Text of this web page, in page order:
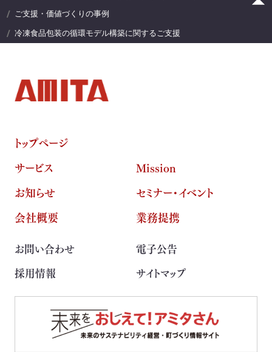
ご支援・価値づくりの事例
冷凍食品包装の循環モデル構築に関するご支援
トップページ
サービス
Mission
お知らせ
セミナー・イベント
会社概要
業務提携
お問い合わせ
電子公告
採用情報
サイトマップ